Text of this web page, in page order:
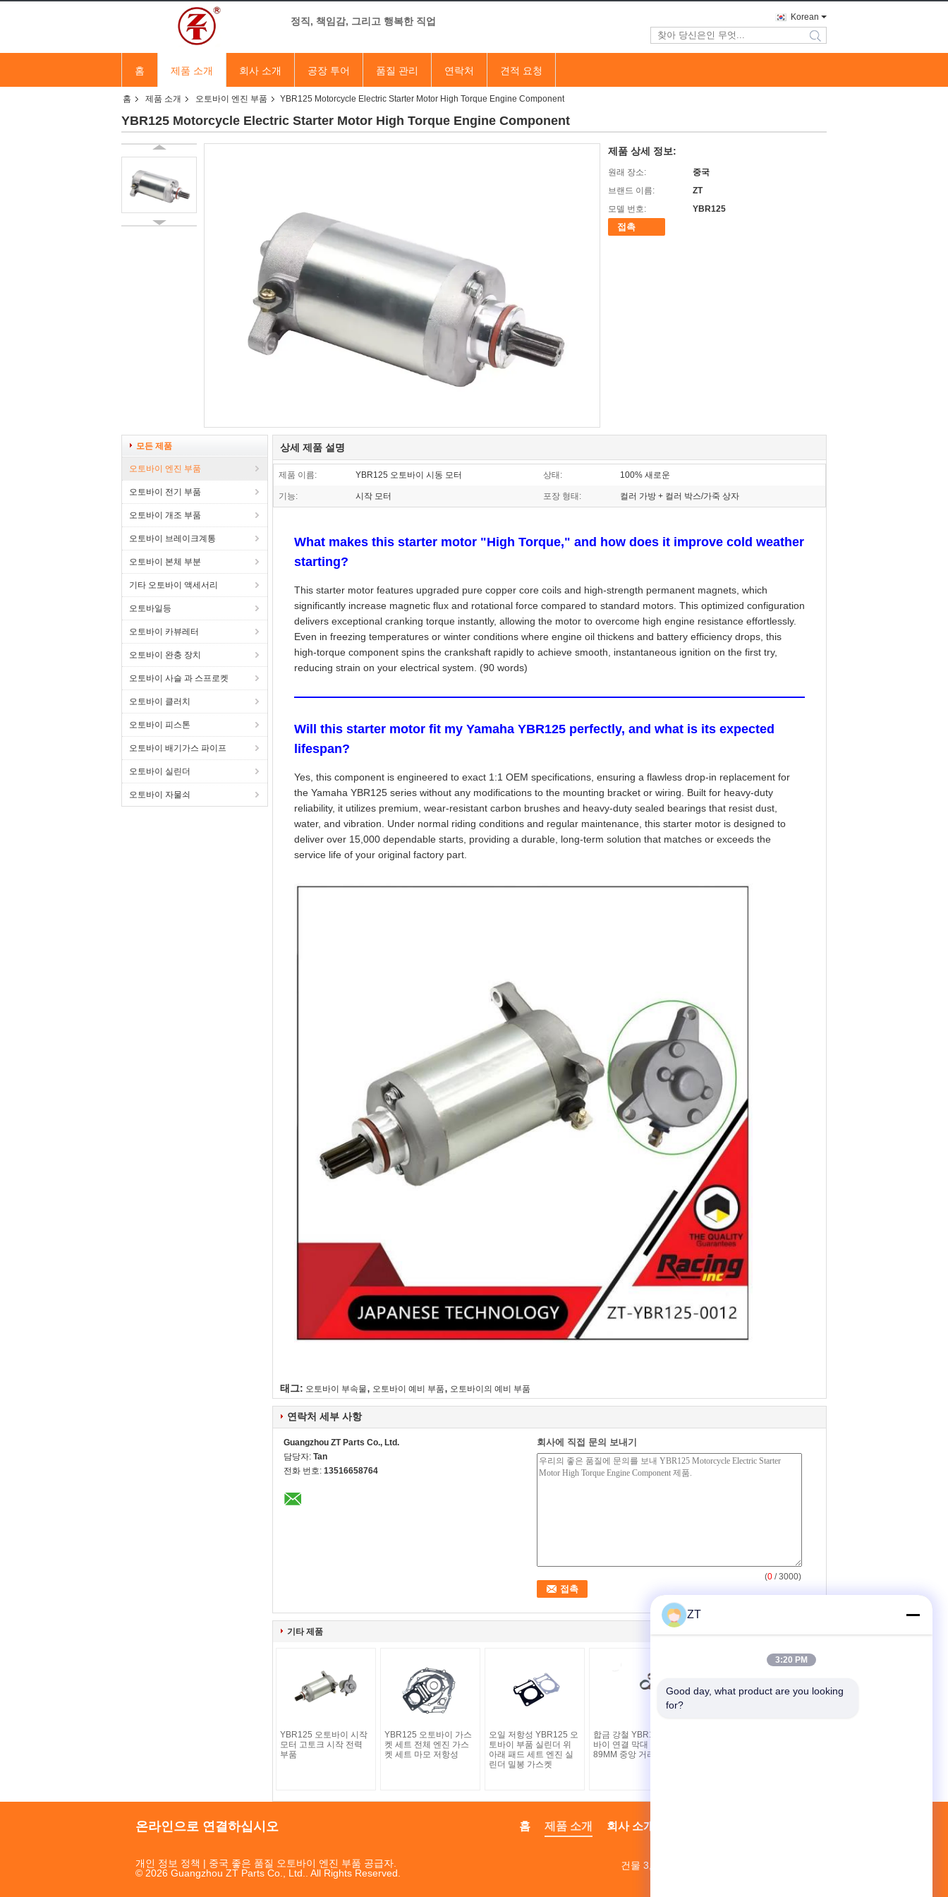
정직, 책임감, 그리고 행복한 직업 Korean
search
홈 제품 소개 회사 소개 공장 투어 품질 관리 연락처 견적 요청
홈 제품 소개 오토바이 엔진 부품 YBR125 Motorcycle Electric Starter Motor High Torque Engine Component
YBR125 Motorcycle Electric Starter Motor High Torque Engine Component
제품 상세 정보:
원래 장소:
중국
브랜드 이름:
ZT
모델 번호:
YBR125
접촉
모든 제품
오토바이 엔진 부품
오토바이 전기 부품
오토바이 개조 부품
오토바이 브레이크계통
오토바이 본체 부분
기타 오토바이 액세서리
오토바일등
오토바이 카뷰레터
오토바이 완충 장치
오토바이 사슬 과 스프로켓
오토바이 클러치
오토바이 피스톤
오토바이 배기가스 파이프
오토바이 실린더
오토바이 자물쇠
상세 제품 설명
제품 이름: YBR125 오토바이 시동 모터 상태: 100% 새로운
기능: 시작 모터 포장 형태: 컬러 가방 + 컬러 박스/가죽 상자
What makes this starter motor "High Torque," and how does it improve cold weather
starting?
This starter motor features upgraded pure copper core coils and high-strength permanent magnets, which
significantly increase magnetic flux and rotational force compared to standard motors. This optimized configuration
delivers exceptional cranking torque instantly, allowing the motor to overcome high engine resistance effortlessly.
Even in freezing temperatures or winter conditions where engine oil thickens and battery efficiency drops, this
high-torque component spins the crankshaft rapidly to achieve smooth, instantaneous ignition on the first try,
reducing strain on your electrical system. (90 words)
Will this starter motor fit my Yamaha YBR125 perfectly, and what is its expected
lifespan?
Yes, this component is engineered to exact 1:1 OEM specifications, ensuring a flawless drop-in replacement for
the Yamaha YBR125 series without any modifications to the mounting bracket or wiring. Built for heavy-duty
reliability, it utilizes premium, wear-resistant carbon brushes and heavy-duty sealed bearings that resist dust,
water, and vibration. Under normal riding conditions and regular maintenance, this starter motor is designed to
deliver over 15,000 dependable starts, providing a durable, long-term solution that matches or exceeds the
service life of your original factory part.
태그: 오토바이 부속물, 오토바이 예비 부품, 오토바이의 예비 부품
연락처 세부 사항
Guangzhou ZT Parts Co., Ltd.
담당자: Tan
전화 번호: 13516658764
회사에 직접 문의 보내기
(0 / 3000)
기타 제품
YBR125 오토바이 시작
모터 고토크 시작 전력
부품
YBR125 오토바이 가스
켓 세트 전체 엔진 가스
켓 세트 마모 저항성
오일 저항성 YBR125 오
토바이 부품 실린더 위
아래 패드 세트 엔진 실
린더 밀봉 가스켓
합금 강철 YBR125 오토
바이 연결 막대 조립
89MM 중앙 거리
온라인으로 연결하십시오 회사 소개
제품 소개
홈
개인 정보 정책 | 중국 좋은 품질 오토바이 엔진 부품 공급자.
© 2026 Guangzhou ZT Parts Co., Ltd.. All Rights Reserved.
건물 3, 광둥 성 바이연 구, 모페이 산업 공원
ZT
3:20 PM
Good day, what product are you looking
for?